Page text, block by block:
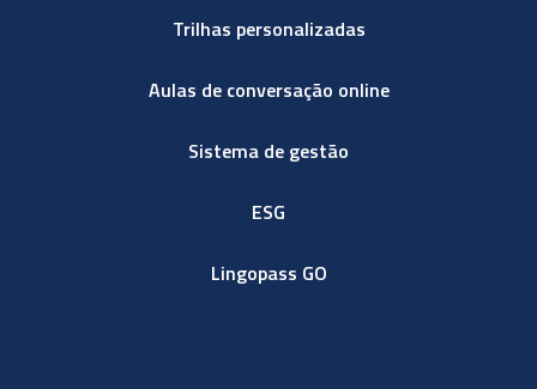
Trilhas personalizadas
Aulas de conversação online
Sistema de gestão
ESG
Lingopass GO